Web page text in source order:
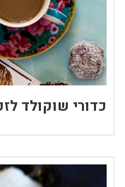
כדורי שוקולד